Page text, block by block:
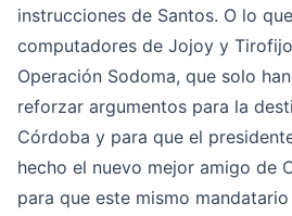
instrucciones de Santos. O lo
computadores de Jojoy y
Operación Sodoma, que solo
reforzar argumentos para la
Córdoba y para que el
hecho el nuevo mejor amigo de
para que este mismo